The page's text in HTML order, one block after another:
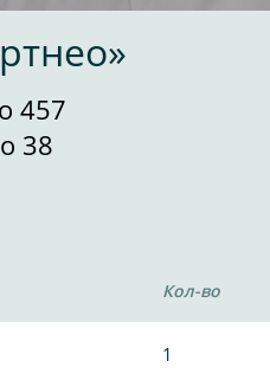
457
38
Кол-во
1